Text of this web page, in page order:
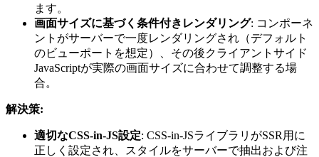
ます。
画面サイズに基づく条件付きレンダリング: コンポーネ
ントがサーバーで一度レンダリングされ（デフォルト
のビューポートを想定）、その後クライアントサイド
JavaScriptが実際の画面サイズに合わせて調整する場
合。
解決策:
適切なCSS-in-JS設定: CSS-in-JSライブラリがSSR用に
正しく設定され、スタイルをサーバーで抽出および注